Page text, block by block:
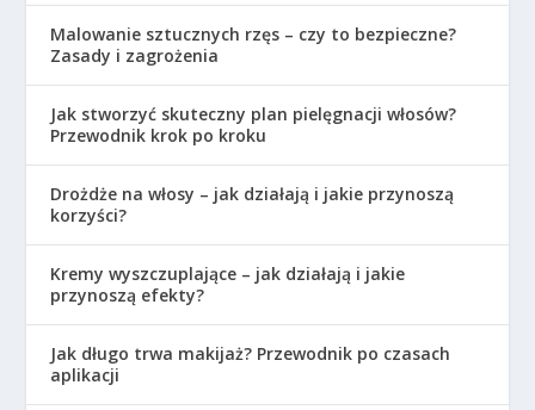
Malowanie sztucznych rzęs – czy to bezpieczne?
Zasady i zagrożenia
Jak stworzyć skuteczny plan pielęgnacji włosów?
Przewodnik krok po kroku
Drożdże na włosy – jak działają i jakie przynoszą
korzyści?
Kremy wyszczuplające – jak działają i jakie
przynoszą efekty?
Jak długo trwa makijaż? Przewodnik po czasach
aplikacji